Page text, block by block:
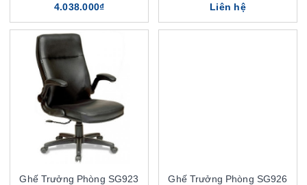
4.038.000₫ Liên hệ
Ghế Trưởng Phòng SG923 Ghế Trưởng Phòng SG926